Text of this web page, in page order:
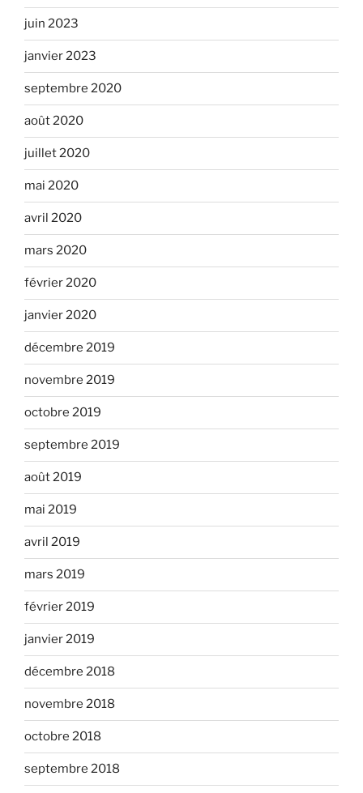
juin 2023
janvier 2023
septembre 2020
août 2020
juillet 2020
mai 2020
avril 2020
mars 2020
février 2020
janvier 2020
décembre 2019
novembre 2019
octobre 2019
septembre 2019
août 2019
mai 2019
avril 2019
mars 2019
février 2019
janvier 2019
décembre 2018
novembre 2018
octobre 2018
septembre 2018